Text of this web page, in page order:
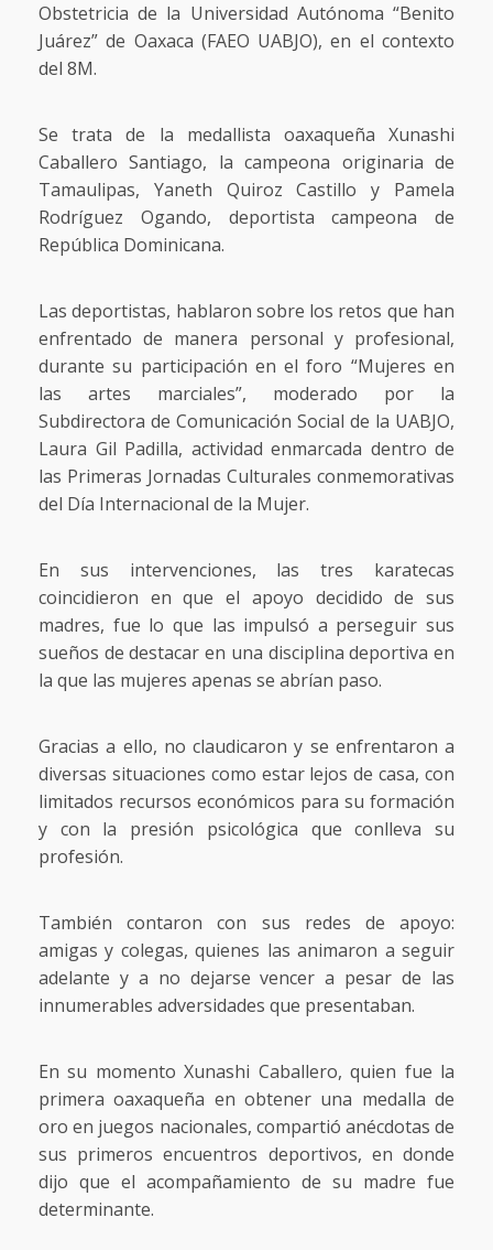
Obstetricia de la Universidad Autónoma “Benito
Juárez” de Oaxaca (FAEO UABJO), en el contexto
del 8M.
Se trata de la medallista oaxaqueña Xunashi
Caballero Santiago, la campeona originaria de
Tamaulipas, Yaneth Quiroz Castillo y Pamela
Rodríguez Ogando, deportista campeona de
República Dominicana.
Las deportistas, hablaron sobre los retos que han
enfrentado de manera personal y profesional,
durante su participación en el foro “Mujeres en
las artes marciales”, moderado por la
Subdirectora de Comunicación Social de la UABJO,
Laura Gil Padilla, actividad enmarcada dentro de
las Primeras Jornadas Culturales conmemorativas
del Día Internacional de la Mujer.
En sus intervenciones, las tres karatecas
coincidieron en que el apoyo decidido de sus
madres, fue lo que las impulsó a perseguir sus
sueños de destacar en una disciplina deportiva en
la que las mujeres apenas se abrían paso.
Gracias a ello, no claudicaron y se enfrentaron a
diversas situaciones como estar lejos de casa, con
limitados recursos económicos para su formación
y con la presión psicológica que conlleva su
profesión.
También contaron con sus redes de apoyo:
amigas y colegas, quienes las animaron a seguir
adelante y a no dejarse vencer a pesar de las
innumerables adversidades que presentaban.
En su momento Xunashi Caballero, quien fue la
primera oaxaqueña en obtener una medalla de
oro en juegos nacionales, compartió anécdotas de
sus primeros encuentros deportivos, en donde
dijo que el acompañamiento de su madre fue
determinante.